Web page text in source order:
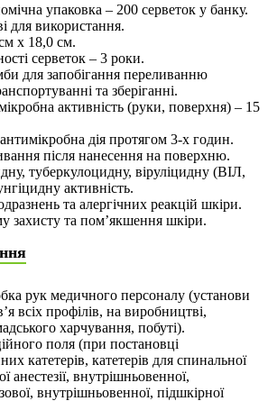
упаковка – 200 серветок у банку.
для використання.
x 18,0 см.
серветок – 3 роки.
для запобігання переливанню
та зберіганні.
активність (руки, поверхня) – 15
дія протягом 3-х годин.
після нанесення на поверхню.
туберкулоцидну, віруліцидну (ВІЛ,
активність.
та алергічних реакцій шкіри.
захисту та пом’якшення шкіри.
рук медичного персоналу (установи
всіх профілів, на виробництві,
харчування, побуті).
поля (при постановці
катетерів, катетерів для спинальної
анестезії, внутрішньовенної,
внутрішньовенної, підшкірної